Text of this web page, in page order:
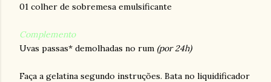
01 colher de sobremesa emulsificante
Complemento
Uvas passas* demolhadas no rum (por 24h)
Faça a gelatina segundo instruções. Bata no liquidificador